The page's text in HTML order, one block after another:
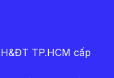
TP.HCM cấp